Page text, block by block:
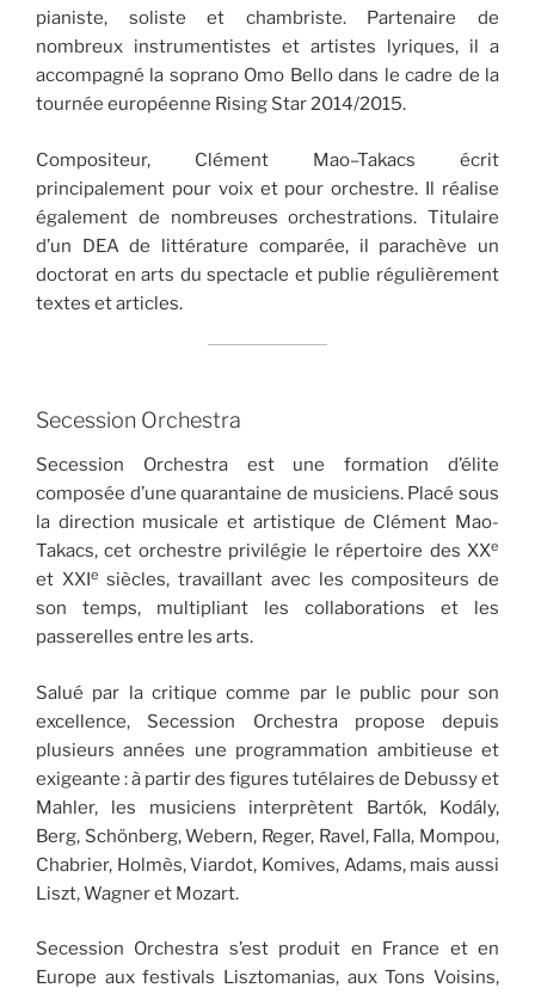
pianiste, soliste et chambriste. Partenaire de
nombreux instrumentistes et artistes lyriques, il a
accompagné la soprano Omo Bello dans le cadre de la
tournée européenne Rising Star 2014/2015.
Compositeur, Clément Mao–Takacs écrit
principalement pour voix et pour orchestre. Il réalise
également de nombreuses orchestrations. Titulaire
d’un DEA de littérature comparée, il parachève un
doctorat en arts du spectacle et publie régulièrement
textes et articles.
Secession Orchestra
Secession Orchestra est une formation d’élite
composée d’une quarantaine de musiciens. Placé sous
la direction musicale et artistique de Clément Mao-
Takacs, cet orchestre privilégie le répertoire des XXe
et XXI e siècles, travaillant avec les compositeurs de
son temps, multipliant les collaborations et les
passerelles entre les arts.
Salué par la critique comme par le public pour son
excellence, Secession Orchestra propose depuis
plusieurs années une programmation ambitieuse et
exigeante : à partir des figures tutélaires de Debussy et
Mahler, les musiciens interprètent Bartók, Kodály,
Berg, Schönberg, Webern, Reger, Ravel, Falla, Mompou,
Chabrier, Holmès, Viardot, Komives, Adams, mais aussi
Liszt, Wagner et Mozart.
Secession Orchestra s’est produit en France et en
Europe aux festivals Lisztomanias, aux Tons Voisins,